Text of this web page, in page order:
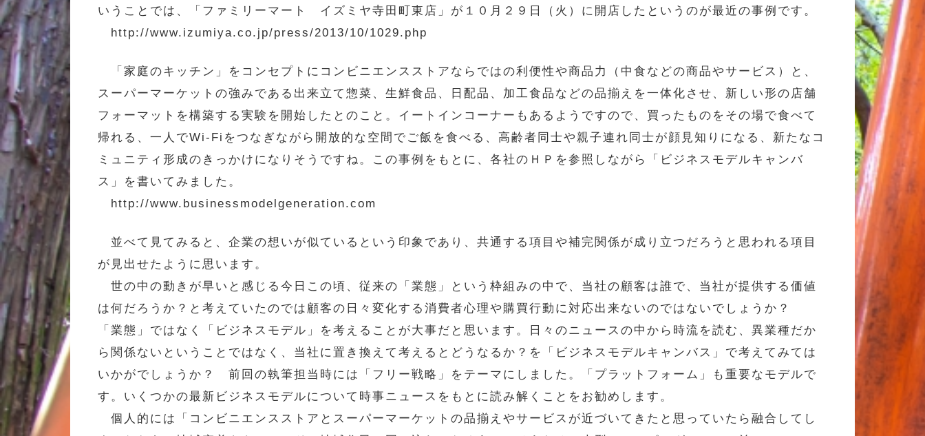
いうことでは、「ファミリーマート イズミヤ寺田町東店」が１０月２９日（火）に開店したというのが最近の事例です。
http://www.izumiya.co.jp/press/2013/10/1029.php
「家庭のキッチン」をコンセプトにコンビニエンスストアならではの利便性や商品力（中食などの商品やサービス）と、
スーパーマーケットの強みである出来立て惣菜、生鮮食品、日配品、加工食品などの品揃えを一体化させ、新しい形の店舗
フォーマットを構築する実験を開始したとのこと。イートインコーナーもあるようですので、買ったものをその場で食べて
帰れる、一人でWi-Fiをつなぎながら開放的な空間でご飯を食べる、高齢者同士や親子連れ同士が顔見知りになる、新たなコ
ミュニティ形成のきっかけになりそうですね。この事例をもとに、各社のＨＰを参照しながら「ビジネスモデルキャンバ
ス」を書いてみました。
http://www.businessmodelgeneration.com
並べて見てみると、企業の想いが似ているという印象であり、共通する項目や補完関係が成り立つだろうと思われる項目
が見出せたように思います。
世の中の動きが早いと感じる今日この頃、従来の「業態」という枠組みの中で、当社の顧客は誰で、当社が提供する価値
は何だろうか？と考えていたのでは顧客の日々変化する消費者心理や購買行動に対応出来ないのではないでしょうか？
「業態」ではなく「ビジネスモデル」を考えることが大事だと思います。日々のニュースの中から時流を読む、異業種だか
ら関係ないということではなく、当社に置き換えて考えるとどうなるか？を「ビジネスモデルキャンバス」で考えてみては
いかがでしょうか？ 前回の執筆担当時には「フリー戦略」をテーマにしました。「プラットフォーム」も重要なモデルで
す。いくつかの最新ビジネスモデルについて時事ニュースをもとに読み解くことをお勧めします。
個人的には「コンビニエンスストアとスーパーマーケットの品揃えやサービスが近づいてきたと思っていたら融合してし